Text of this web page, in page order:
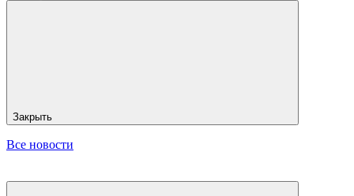
Закрыть
Все новости